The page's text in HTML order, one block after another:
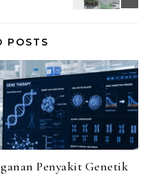
POSTS
Penyakit Genetik